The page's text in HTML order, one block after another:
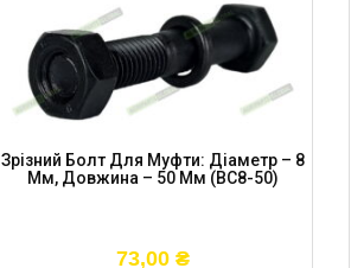
Зрізний Болт Для Муфти: Діаметр – 8
Мм, Довжина – 50 Мм (BC8-50)
73,00 ₴